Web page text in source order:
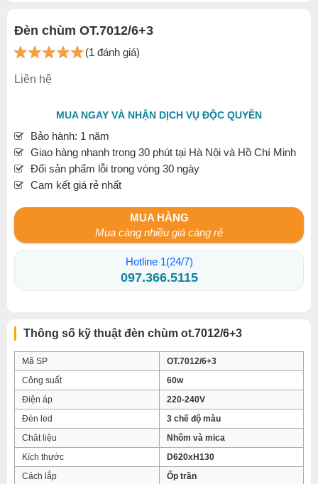
Đèn chùm OT.7012/6+3
(1 đánh giá)
Liên hệ
MUA NGAY VÀ NHẬN DỊCH VỤ ĐỘC QUYỀN
Bảo hành: 1 năm
Giao hàng nhanh trong 30 phút tại Hà Nội và Hồ Chí Minh
Đổi sản phẩm lỗi trong vòng 30 ngày
Cam kết giá rẻ nhất
MUA HÀNG
Mua càng nhiều giá càng rẻ
Hotline 1(24/7)
097.366.5115
Thông số kỹ thuật đèn chùm ot.7012/6+3
Mã SP
OT.7012/6+3
Công suất
60w
Điện áp
220-240V
Đèn led
3 chế độ màu
Chât liệu
Nhôm và mica
Kích thước
D620xH130
Cách lắp
Ốp trần